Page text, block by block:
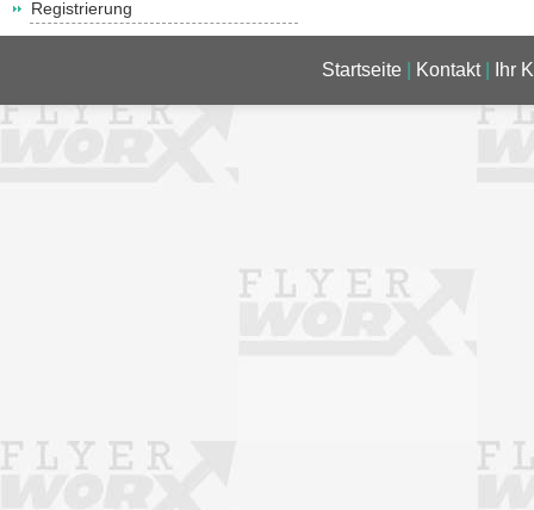
Registrierung
Startseite Kontakt| Ihr